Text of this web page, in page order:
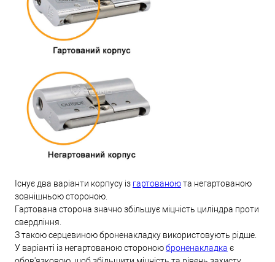
Існує два варіанти корпусу із гартованоюта негартованою
зовнішньою стороною.
Гартована сторона значно збільшує міцність циліндра проти
свердління.
З такою серцевиною броненакладку використовують рідше.
У варіанті із негартованою стороноюброненакладка є